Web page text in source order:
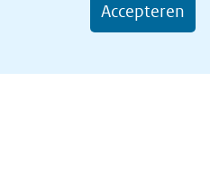
Accepteren